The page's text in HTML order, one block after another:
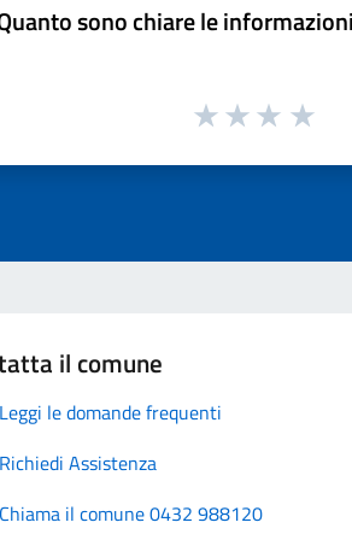
sono chiare le
il comune
Leggi le domande frequenti
Richiedi Assistenza
Chiama il comune 0432 988120